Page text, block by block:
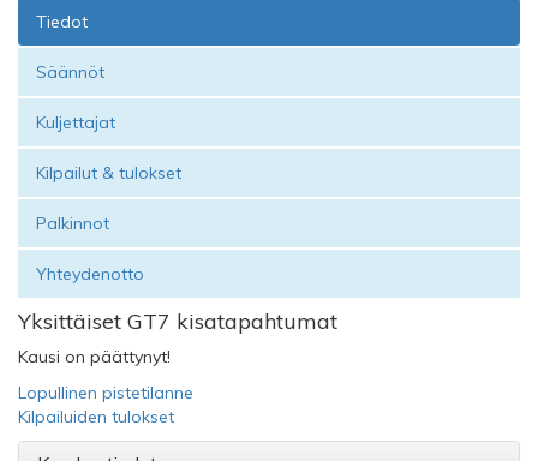
Tiedot
Säännöt
Kuljettajat
Kilpailut & tulokset
Palkinnot
Yhteydenotto
Yksittäiset GT7 kisatapahtumat
Kausi on päättynyt!
Lopullinen pistetilanne
Kilpailuiden tulokset